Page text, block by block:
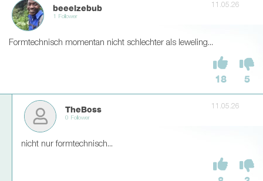
beeelzebub
1 Follower
11.05.26
Formtechnisch momentan nicht schlechter als leweling...
18 5
TheBoss
0 Follower
11.05.26
nicht nur formtechnisch...